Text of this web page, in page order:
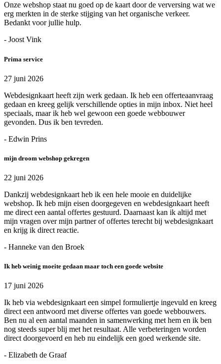
Onze webshop staat nu goed op de kaart door de verversing wat we
erg merkten in de sterke stijging van het organische verkeer.
Bedankt voor jullie hulp.
- Joost Vink
Prima service
27 juni 2026
Webdesignkaart heeft zijn werk gedaan. Ik heb een offerteaanvraag
gedaan en kreeg gelijk verschillende opties in mijn inbox. Niet heel
speciaals, maar ik heb wel gewoon een goede webbouwer
gevonden. Dus ik ben tevreden.
- Edwin Prins
mijn droom webshop gekregen
22 juni 2026
Dankzij webdesignkaart heb ik een hele mooie en duidelijke
webshop. Ik heb mijn eisen doorgegeven en webdesignkaart heeft
me direct een aantal offertes gestuurd. Daarnaast kan ik altijd met
mijn vragen over mijn partner of offertes terecht bij webdesignkaart
en krijg ik direct reactie.
- Hanneke van den Broek
Ik heb weinig moeite gedaan maar toch een goede website
17 juni 2026
Ik heb via webdesignkaart een simpel formuliertje ingevuld en kreeg
direct een antwoord met diverse offertes van goede webbouwers.
Ben nu al een aantal maanden in samenwerking met hem en ik ben
nog steeds super blij met het resultaat. Alle verbeteringen worden
direct doorgevoerd en heb nu eindelijk een goed werkende site.
- Elizabeth de Graaf